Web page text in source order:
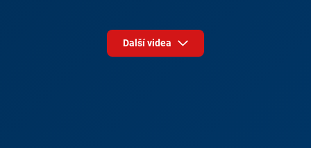
Další videa